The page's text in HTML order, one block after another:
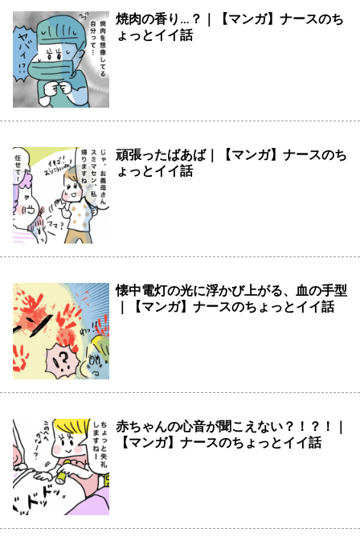
焼肉の香り…？｜【マンガ】ナースのち
ょっとイイ話
頑張ったばあば｜【マンガ】ナースのち
ょっとイイ話
懐中電灯の光に浮かび上がる、血の手型
｜【マンガ】ナースのちょっとイイ話
赤ちゃんの心音が聞こえない？！？！｜
【マンガ】ナースのちょっとイイ話